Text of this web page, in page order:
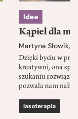
Idee
Kąpiel dla
Martyna Słowik,
Dzięki byciu w
kreatywni, ona
szukaniu
pozwala nam
lasoterapia